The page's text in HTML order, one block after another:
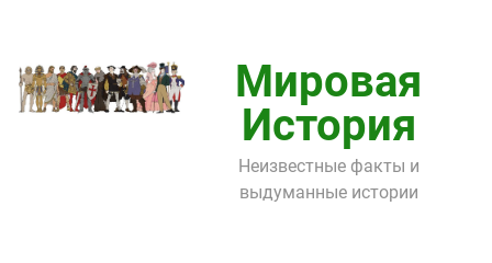
содержимому
Мировая
История
Неизвестные факты и
выдуманные истории